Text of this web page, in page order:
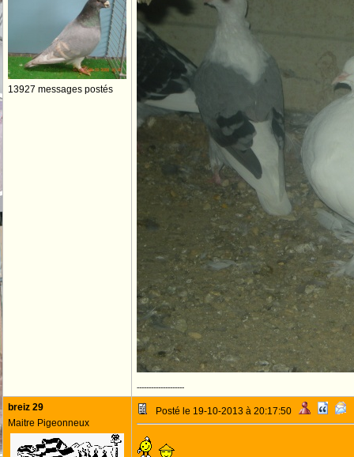
13927 messages postés
--------------------
breiz 29
Maitre Pigeonneux
Posté le 19-10-2013 à 20:17:50